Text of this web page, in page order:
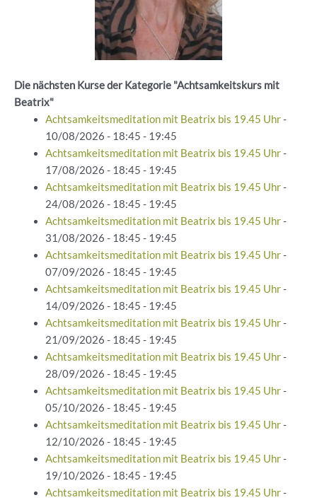
Die nächsten Kurse der Kategorie "Achtsamkeitskurs mit
Beatrix"
Achtsamkeitsmeditation mit Beatrix bis 19.45 Uhr-
10/08/2026 - 18:45 - 19:45
Achtsamkeitsmeditation mit Beatrix bis 19.45 Uhr-
17/08/2026 - 18:45 - 19:45
Achtsamkeitsmeditation mit Beatrix bis 19.45 Uhr-
24/08/2026 - 18:45 - 19:45
Achtsamkeitsmeditation mit Beatrix bis 19.45 Uhr-
31/08/2026 - 18:45 - 19:45
Achtsamkeitsmeditation mit Beatrix bis 19.45 Uhr-
07/09/2026 - 18:45 - 19:45
Achtsamkeitsmeditation mit Beatrix bis 19.45 Uhr-
14/09/2026 - 18:45 - 19:45
Achtsamkeitsmeditation mit Beatrix bis 19.45 Uhr-
21/09/2026 - 18:45 - 19:45
Achtsamkeitsmeditation mit Beatrix bis 19.45 Uhr-
28/09/2026 - 18:45 - 19:45
Achtsamkeitsmeditation mit Beatrix bis 19.45 Uhr-
05/10/2026 - 18:45 - 19:45
Achtsamkeitsmeditation mit Beatrix bis 19.45 Uhr-
12/10/2026 - 18:45 - 19:45
Achtsamkeitsmeditation mit Beatrix bis 19.45 Uhr-
19/10/2026 - 18:45 - 19:45
Achtsamkeitsmeditation mit Beatrix bis 19.45 Uhr-